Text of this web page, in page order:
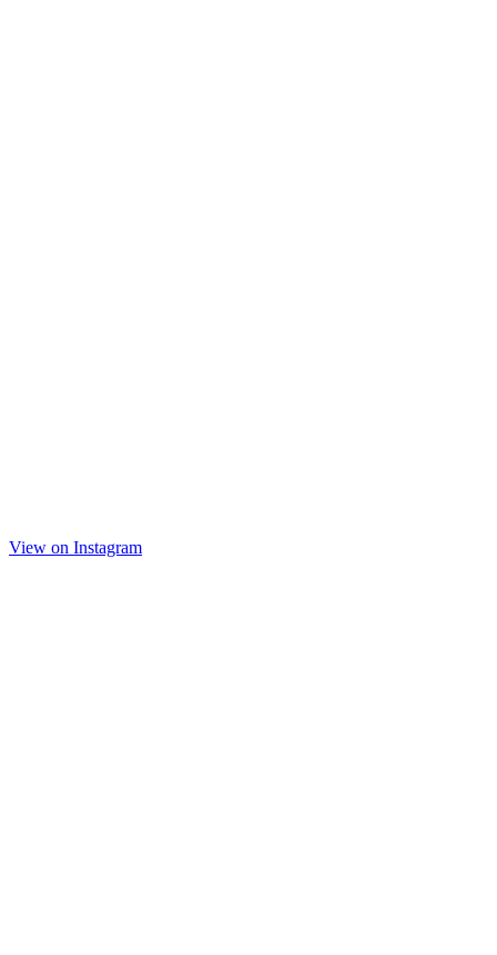
View on Instagram